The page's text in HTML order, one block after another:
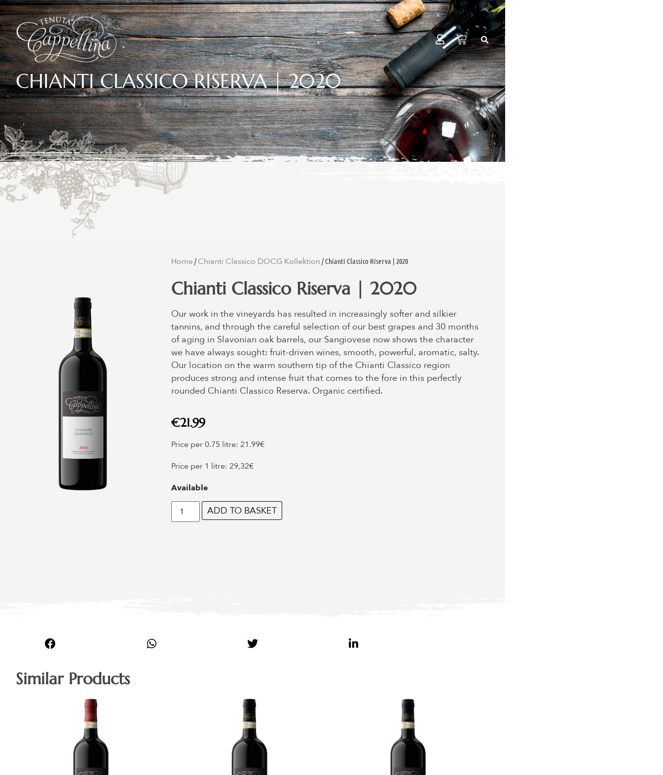
CHIANTI CLASSICO RISERVA | 2020
Home/Chianti Classico DOCG Kollektion / Chianti Classico Riserva | 2020
Chianti Classico Riserva | 2020
Our work in the vineyards has resulted in increasingly softer and silkier
tannins, and through the careful selection of our best grapes and 30 months
of aging in Slavonian oak barrels, our Sangiovese now shows the character
we have always sought: fruit-driven wines, smooth, powerful, aromatic, salty.
Our location on the warm southern tip of the Chianti Classico region
produces strong and intense fruit that comes to the fore in this perfectly
rounded Chianti Classico Reserva. Organic certified.
€21.99
Price per 0.75 litre: 21.99€
Price per 1 litre: 29,32€
Available
ADD TO BASKET
Similar Products